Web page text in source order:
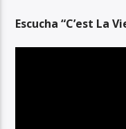
Escucha “C’est La